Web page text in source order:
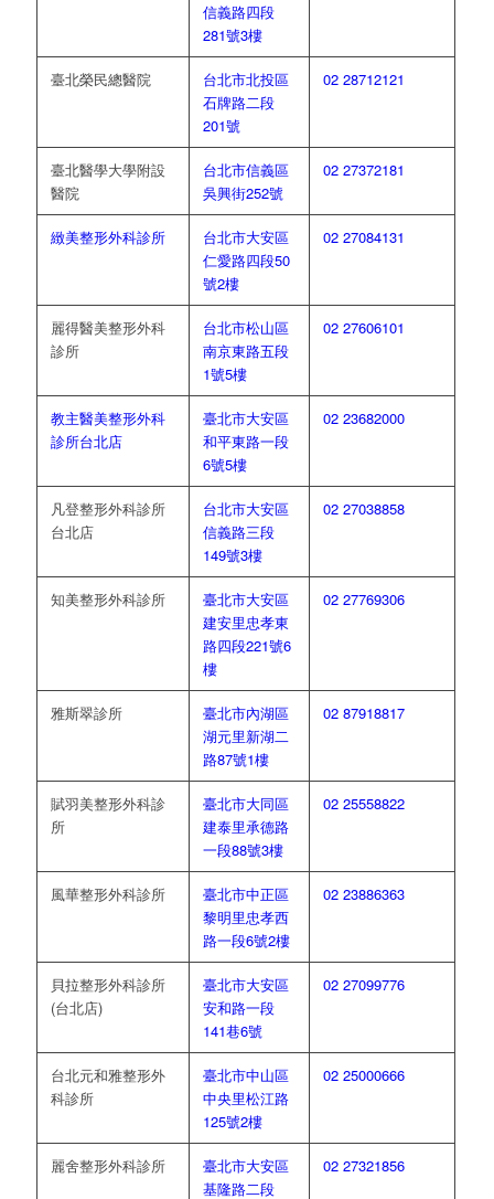
信義路四段
281號3樓
臺北榮民總醫院
台北市北投區
石牌路二段
201號
02 28712121
臺北醫學大學附設
醫院
台北市信義區
吳興街252號
02 27372181
緻美整形外科診所
台北市大安區
仁愛路四段50
號2樓
02 27084131
麗得醫美整形外科
診所
台北市松山區
南京東路五段
1號5樓
02 27606101
教主醫美整形外科
診所台北店
臺北市大安區
和平東路一段
6號5樓
02 23682000
凡登整形外科診所
台北店
台北市大安區
信義路三段
149號3樓
02 27038858
知美整形外科診所
臺北市大安區
建安里忠孝東
路四段221號6
樓
02 27769306
雅斯翠診所
臺北市內湖區
湖元里新湖二
路87號1樓
02 87918817
賦羽美整形外科診
所
臺北市大同區
建泰里承德路
一段88號3樓
02 25558822
風華整形外科診所
臺北市中正區
黎明里忠孝西
路一段6號2樓
02 23886363
貝拉整形外科診所
(台北店)
臺北市大安區
安和路一段
141巷6號
02 27099776
台北元和雅整形外
科診所
臺北市中山區
中央里松江路
125號2樓
02 25000666
麗舍整形外科診所
臺北市大安區
基隆路二段
02 27321856